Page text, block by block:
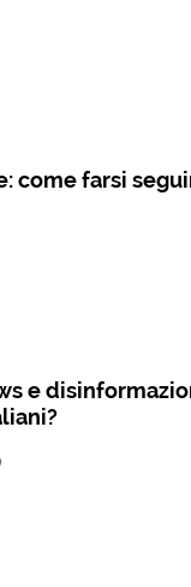
come farsi
e